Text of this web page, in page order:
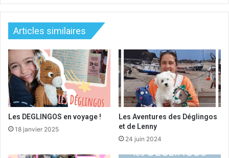
Articles similaires
Les DEGLINGOS en voyage !
18 janvier 2025
Les Aventures des Déglingos
et de Lenny
24 juin 2024